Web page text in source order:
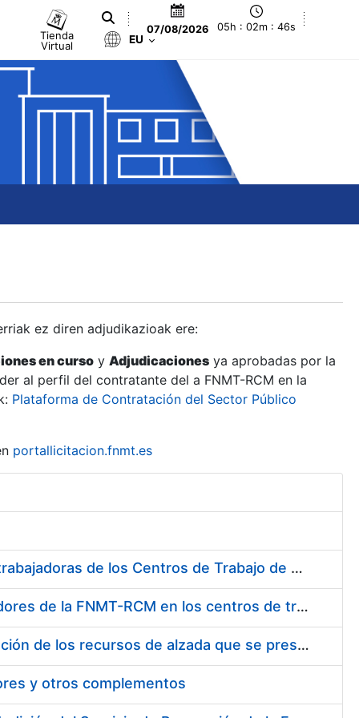
Tienda
Virtual
07/08/2026 05h : 02m : 47s
EU
ez diren adjudikazioak ere:
en curso y Adjudicaciones ya aprobadas por la
al perfil del contratante del a FNMT-RCM en la
Plataforma de Contratación del Sector Público
portallicitacion.fnmt.es
Suministro de Protectores Auditivos a medida para las personas trabajadoras de los Centros de Trabajo de Madrid y Burgos
Suministro de gafas graduadas antiproyecciones para los trabajadores de la FNMT-RCM en los centros de trabajo de Madrid y Burgos
Servicios de una empresa externa para el asesoramiento y resolución de los recursos de alzada que se presentan relacionados con procesos de selección para la FNMT-RCM
y otros complementos